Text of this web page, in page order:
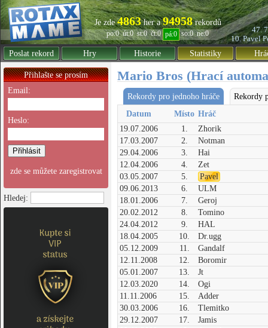
Je zde4863her a94958rekordů
po:0 út:0 st:0 čt:0 pá:0 so:0 ne:0
47.
10. Pavel
Poslat rekord
Hry Historie Statistiky
Přihlašte se prosím
Email:
Heslo:
zde se můžete zaregistrovat
Hledej:
Mario Bros (Hrací
Rekordy pro jednoho hráče
Rekordy
Datum
Místo Hráč
19.07.2006
1.
Zhorik
17.03.2007
2.
Notman
29.04.2006
3.
Hai
12.04.2006
4.
Zet
03.05.2007
5.
Pavel
09.06.2013
6.
ULM
18.01.2006
7.
Geroj
20.02.2012
8.
Tomino
24.04.2012
9.
HAL
18.04.2005
10.
Dr.ugg
05.12.2009
11.
Gandalf
12.11.2008
12.
Boromir
05.01.2007
13.
Jt
12.03.2020
14.
Ogi
11.11.2006
15.
Adder
30.03.2006
16.
Tlemitko
29.12.2007
17.
Jamis